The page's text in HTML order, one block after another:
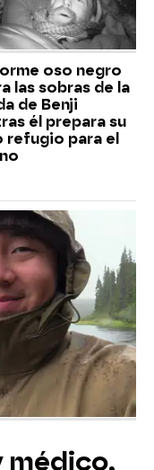
oso negro
las sobras de la
de Benji
él prepara su
refugio para el
médico,